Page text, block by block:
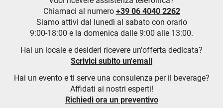
Chiamaci al numero +39 06 4040 2262
Siamo attivi dal lunedì al sabato con orario
9:00-18:00 e la domenica dalle 9:00 alle 13:00.
Hai un locale e desideri ricevere un'offerta dedicata?
Scrivici subito un'email
Hai un evento e ti serve una consulenza per il beverage?
Affidati ai nostri esperti!
Richiedi ora un preventivo